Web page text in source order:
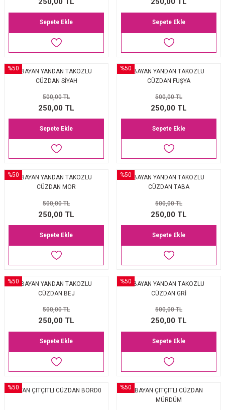
Sepete Ekle Sepete Ekle
%50 BAYAN YANDAN TAKOZLU
CÜZDAN SİYAH
500,00 TL
250,00 TL
Sepete Ekle
%50 BAYAN YANDAN TAKOZLU
CÜZDAN FUŞYA
500,00 TL
250,00 TL
Sepete Ekle
%50 BAYAN YANDAN TAKOZLU
CÜZDAN MOR
500,00 TL
250,00 TL
Sepete Ekle
%50 BAYAN YANDAN TAKOZLU
CÜZDAN TABA
500,00 TL
250,00 TL
Sepete Ekle
%50 BAYAN YANDAN TAKOZLU
CÜZDAN BEJ
500,00 TL
250,00 TL
Sepete Ekle
%50 BAYAN YANDAN TAKOZLU
CÜZDAN GRİ
500,00 TL
250,00 TL
Sepete Ekle
%50
BAYAN ÇITÇITLI CÜZDAN BORD0 %50
BAYAN ÇITÇITLI CÜZDAN
MÜRDÜM